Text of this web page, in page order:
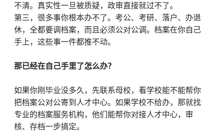
不清。真实性一旦被质疑，政审直接就过不了。
第三，很多事你根本办不了。考公、考研、落户、办退
休，全都要调档案，而且必须公对公调。档案在你自己
手上，这些事一件都推不动。
那已经在自己手里了怎么办？
如果你刚毕业没多久，先联系母校，看学校能不能帮你
把档案公对公寄到人才中心。如果学校不给办，那就找
专业的档案服务机构，他们能帮你对接人才中心，审
核、存档一步搞定。